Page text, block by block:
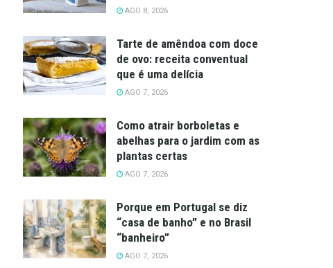
AGO 8, 2026
Tarte de amêndoa com doce
de ovo: receita conventual
que é uma delícia
AGO 7, 2026
Como atrair borboletas e
abelhas para o jardim com as
plantas certas
AGO 7, 2026
Porque em Portugal se diz
“casa de banho” e no Brasil
“banheiro”
AGO 7, 2026